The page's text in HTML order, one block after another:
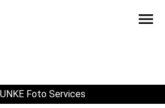
menu
Foto Services